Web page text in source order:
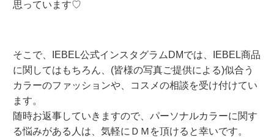
思っています♡
そこで、IEBEL公式インスタグラムDMでは、IEBEL商品
に関してはもちろん、(皆様の写真ご提供による)似合う
カラーのファッションや、コスメの相談を受け付けてい
ます。
随時お返事していきますので、パーソナルカラーに関す
る悩みがある人は、気軽にＤＭを頂けると幸いです。